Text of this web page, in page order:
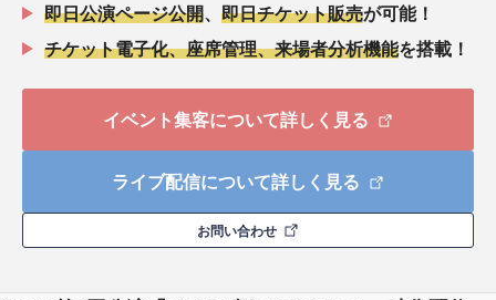
即日公演ページ公開
即日チケット販売が可能！
チケット電子化、座席管理、来場者分析機能を搭載！
イベント集客について詳しく見る
ライブ配信について詳しく見る
お問い合わせ